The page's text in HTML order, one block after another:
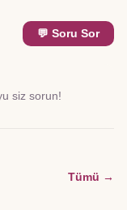
💬 Soru Sor
siz sorun!
Tümü →